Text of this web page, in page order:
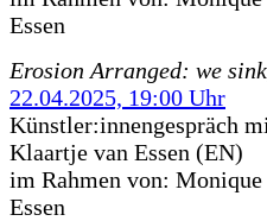
Essen
Erosion Arranged: we
22.04.2025, 19:00 Uhr
Künstler:innengespräch
Klaartje van Essen (EN)
im Rahmen von: Monique
Essen